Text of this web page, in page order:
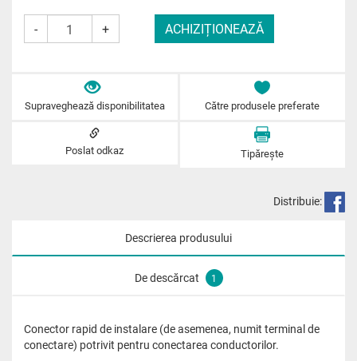
- +
Supraveghează disponibilitatea Către produsele preferate
Poslat odkaz Tipărește
Distribuie:
Descrierea produsului
De descărcat 1
Conector rapid de instalare (de asemenea, numit terminal de
conectare) potrivit pentru conectarea conductorilor.